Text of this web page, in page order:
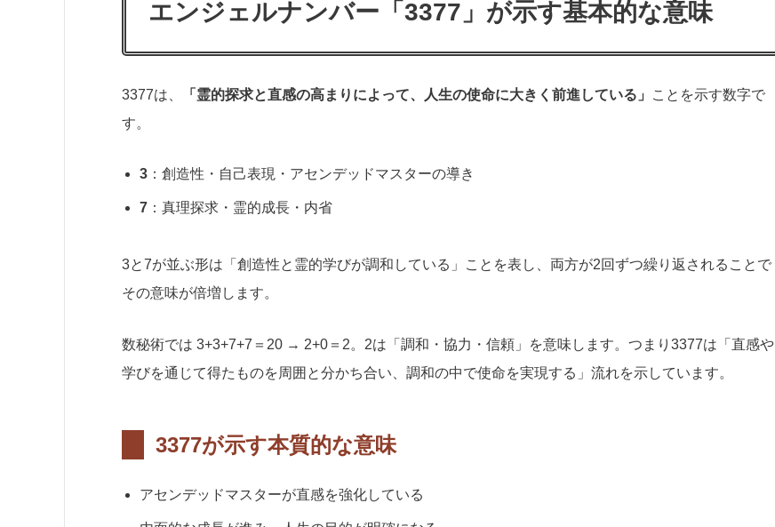
エンジェルナンバー「3377」が示す基本的な意味
3377は、 「霊的探求と直感の高まりによって、人生の使命に大きく前進している」
ことを示す数字で
す。
3 ：創造性・自己表現・アセンデッドマスターの導き
7 ：真理探求・霊的成長・内省
3と7が並ぶ形は「創造性と霊的学びが調和している」ことを表し、両方が2回ずつ繰り返されることで
その意味が倍増します。
数秘術では 3+3+7+7＝20 → 2+0＝2。2は「調和・協力・信頼」を意味します。つまり3377は「直感や
学びを通じて得たものを周囲と分かち合い、調和の中で使命を実現する」流れを示しています。
3377が示す本質的な意味
アセンデッドマスターが直感を強化している